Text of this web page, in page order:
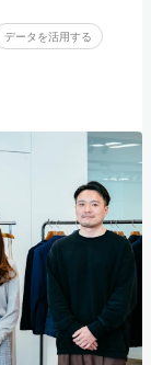
データを活用する